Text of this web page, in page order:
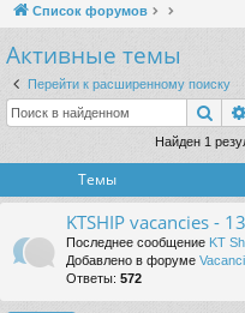
ы
лк
и
ум
ы
Список форумов
Активные темы
Перейти к расширенному поиску
Найден 1
Темы
KTSHIP vacancies -
Последнее сообщение KT
Добавлено в форуме
Ответы: 572